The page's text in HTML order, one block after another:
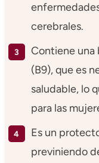
cerebrales.
Contiene una
(B9), que es
saludable, lo
para las
Es un
previniendo